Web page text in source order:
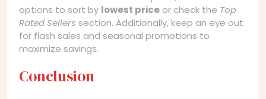
options to sort by lowest price or check the Top
Rated Sellers section. Additionally, keep an eye out
for flash sales and seasonal promotions to
maximize savings.
Conclusion